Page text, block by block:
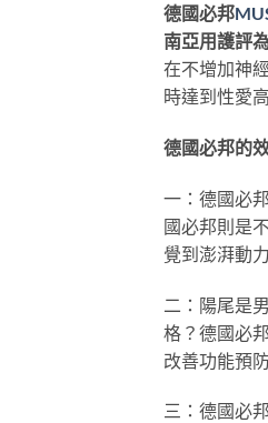
德國必邦
南亞用護評
在不增加神
時達到性愛
德國必邦的
一：德國必
國必邦則是
覺到澎湃動
二：陽尾是
格？德國必
改善功能預
三：德國必